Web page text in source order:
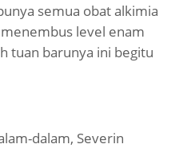
semua obat alkimia
level enam
tuan barunya ini begitu
dalam, Severin